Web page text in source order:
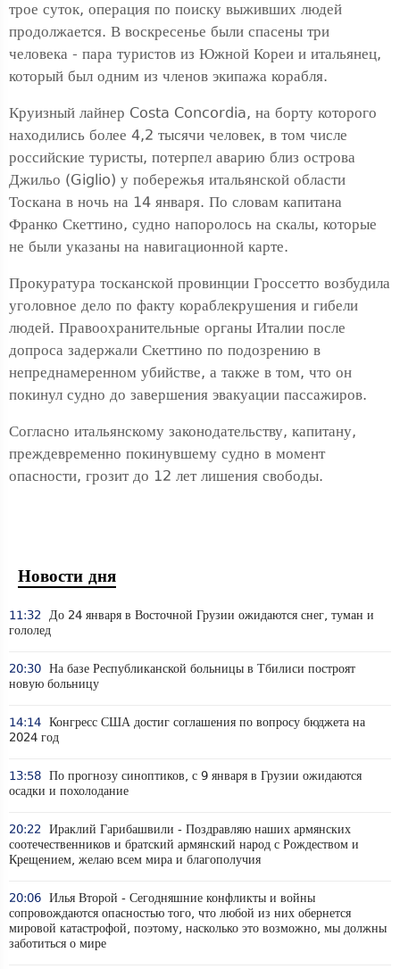
трое суток, операция по поиску выживших людей
продолжается. В воскресенье были спасены три
человека - пара туристов из Южной Кореи и итальянец,
который был одним из членов экипажа корабля.
Круизный лайнер Costa Concordia, на борту которого
находились более 4,2 тысячи человек, в том числе
российские туристы, потерпел аварию близ острова
Джильо (Giglio) у побережья итальянской области
Тоскана в ночь на 14 января. По словам капитана
Франко Скеттино, судно напоролось на скалы, которые
не были указаны на навигационной карте.
Прокуратура тосканской провинции Гроссетто возбудила
уголовное дело по факту кораблекрушения и гибели
людей. Правоохранительные органы Италии после
допроса задержали Скеттино по подозрению в
непреднамеренном убийстве, а также в том, что он
покинул судно до завершения эвакуации пассажиров.
Согласно итальянскому законодательству, капитану,
преждевременно покинувшему судно в момент
опасности, грозит до 12 лет лишения свободы.
Новости дня
11:32 До 24 января в Восточной Грузии ожидаются снег, туман и
гололед
20:30 На базе Республиканской больницы в Тбилиси построят
новую больницу
14:14 Конгресс США достиг соглашения по вопросу бюджета на
2024 год
13:58 По прогнозу синоптиков, с 9 января в Грузии ожидаются
осадки и похолодание
20:22 Ираклий Гарибашвили - Поздравляю наших армянских
соотечественников и братский армянский народ с Рождеством и
Крещением, желаю всем мира и благополучия
20:06 Илья Второй - Сегодняшние конфликты и войны
сопровождаются опасностью того, что любой из них обернется
мировой катастрофой, поэтому, насколько это возможно, мы должны
заботиться о мире